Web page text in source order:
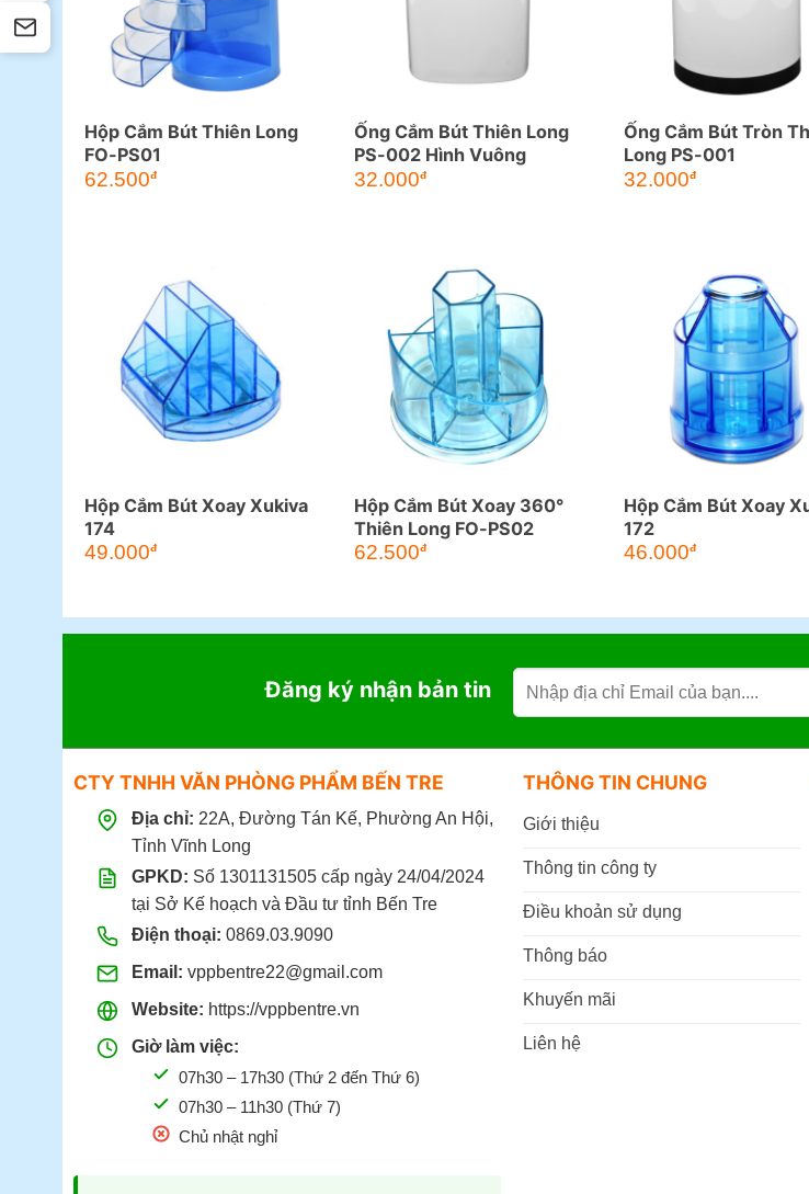
Hộp Cắm Bút Thiên Long
FO-PS01
62.500đ
Ống Cắm Bút Thiên Long
PS-002 Hình Vuông
32.000đ
Ống Cắm Bút Tròn
Long PS-001
32.000đ
Hộp Cắm Bút Xoay Xukiva
174
49.000đ
Hộp Cắm Bút Xoay 360°
Thiên Long FO-PS02
62.500đ
Hộp Cắm Bút Xoay
172
46.000đ
Đăng ký nhận bản tin
CTY TNHH VĂN PHÒNG PHẨM BẾN TRE
Địa chỉ: 22A, Đường Tán Kế, Phường An Hội,
Tỉnh Vĩnh Long
GPKD: Số 1301131505 cấp ngày 24/04/2024
tại Sở Kế hoạch và Đầu tư tỉnh Bến Tre
Điện thoại: 0869.03.9090
Email: vppbentre22@gmail.com
Website: https://vppbentre.vn
Giờ làm việc:
07h30 – 17h30 (Thứ 2 đến Thứ 6)
07h30 – 11h30 (Thứ 7)
Chủ nhật nghỉ
THÔNG TIN CHUNG
Giới thiệu
Thông tin công ty
Điều khoản sử dụng
Thông báo
Khuyến mãi
Liên hệ